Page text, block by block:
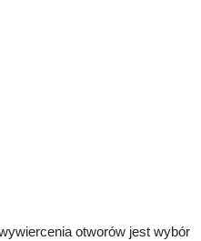
otworów jest wybór